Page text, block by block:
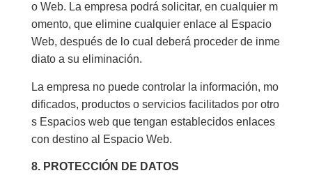
o Web. La empresa podrá solicitar, en cualquier m
omento, que elimine cualquier enlace al Espacio
Web, después de lo cual deberá proceder de inme
diato a su eliminación.
La empresa no puede controlar la información, mo
dificados, productos o servicios facilitados por otro
s Espacios web que tengan establecidos enlaces
con destino al Espacio Web.
8. PROTECCIÓN DE DATOS